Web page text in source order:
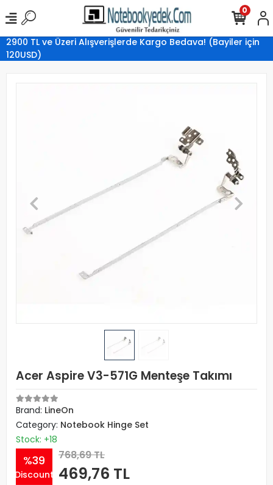
2900 TL ve Üzeri Alışverişlerde Kargo Bedava! (Bayiler için
120USD)
0
Acer Aspire V3-571G Menteşe Takımı
Brand: LineOn
Category: Notebook Hinge Set
Stock: +18
%39
Discount
768,69 TL
469,76 TL